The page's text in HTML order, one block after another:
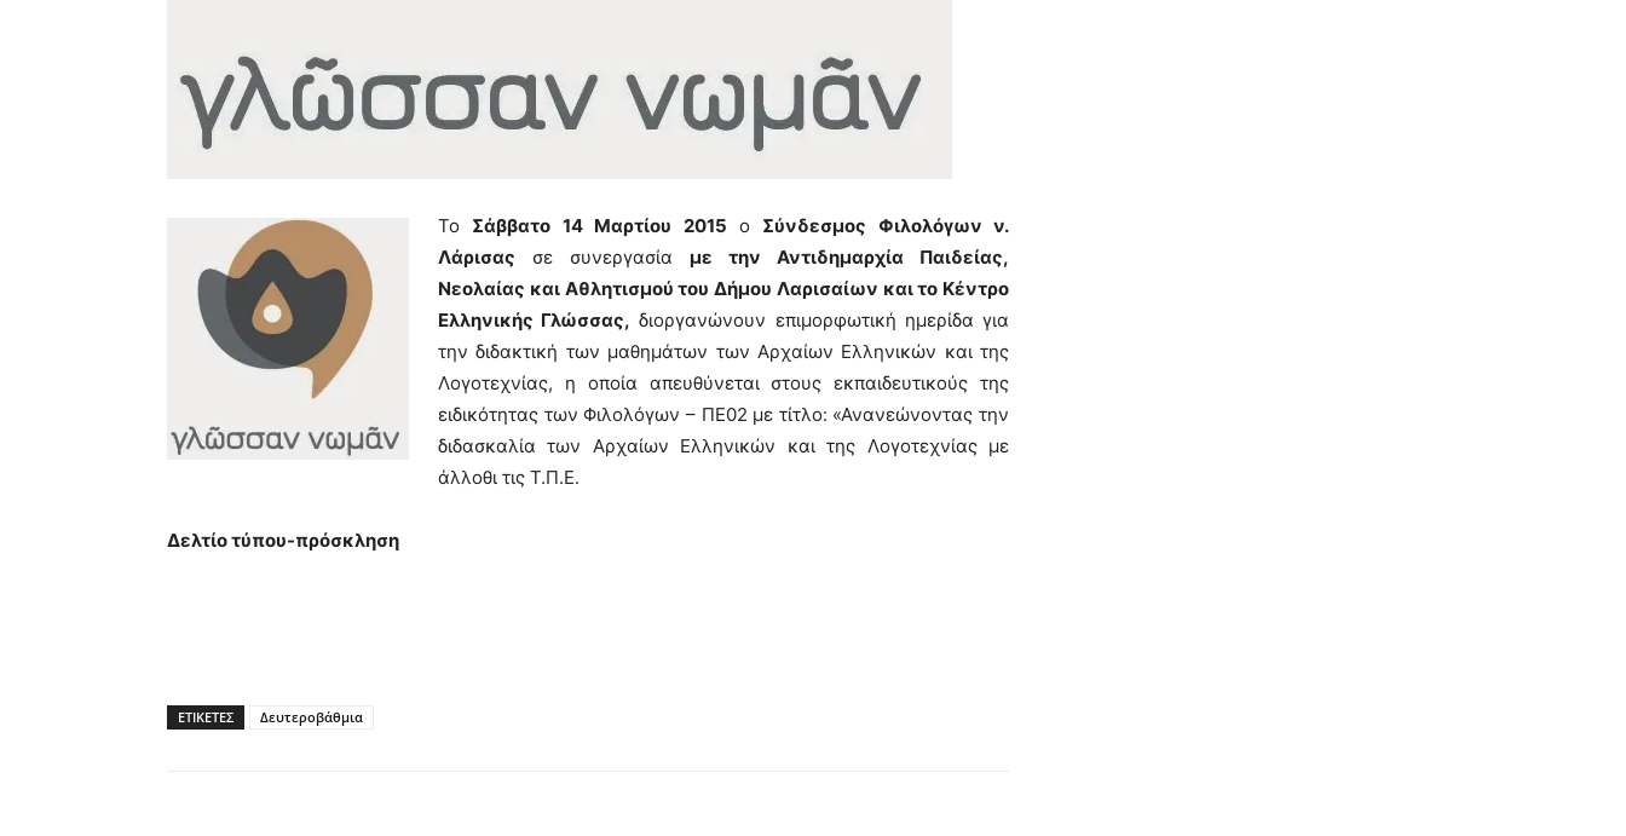
Το Σάββατο 14 Μαρτίου 2015 ο Σύνδεσμος Φιλολόγων ν.
Λάρισας σε συνεργασία με την Αντιδημαρχία Παιδείας,
Νεολαίας και Αθλητισμού του Δήμου Λαρισαίων και το Κέντρο
Ελληνικής Γλώσσας, διοργανώνουν επιμορφωτική ημερίδα για
την διδακτική των μαθημάτων των Αρχαίων Ελληνικών και της
Λογοτεχνίας, η οποία απευθύνεται στους εκπαιδευτικούς της
ειδικότητας των Φιλολόγων – ΠΕ02 με τίτλο: «Ανανεώνοντας την
διδασκαλία των Αρχαίων Ελληνικών και της Λογοτεχνίας με
άλλοθι τις Τ.Π.Ε.
Δελτίο τύπου-πρόσκληση
ΕΤΙΚΕΤΕΣ Δευτεροβάθμια